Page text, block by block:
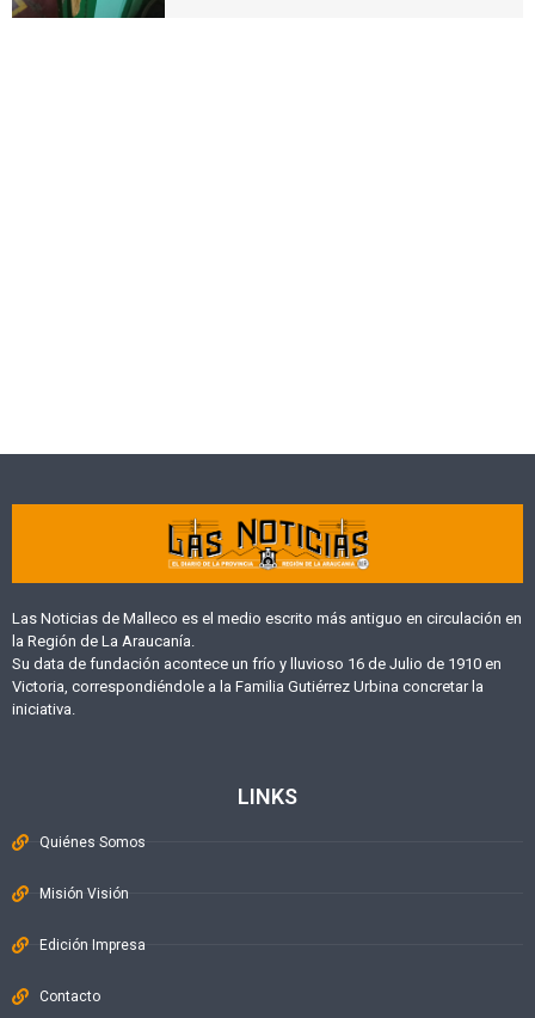
Las Noticias de Malleco es el medio escrito más antiguo en circulación en
la Región de La Araucanía.
Su data de fundación acontece un frío y lluvioso 16 de Julio de 1910 en
Victoria, correspondiéndole a la Familia Gutiérrez Urbina concretar la
iniciativa.
LINKS
Quiénes Somos
Misión Visión
Edición Impresa
Contacto